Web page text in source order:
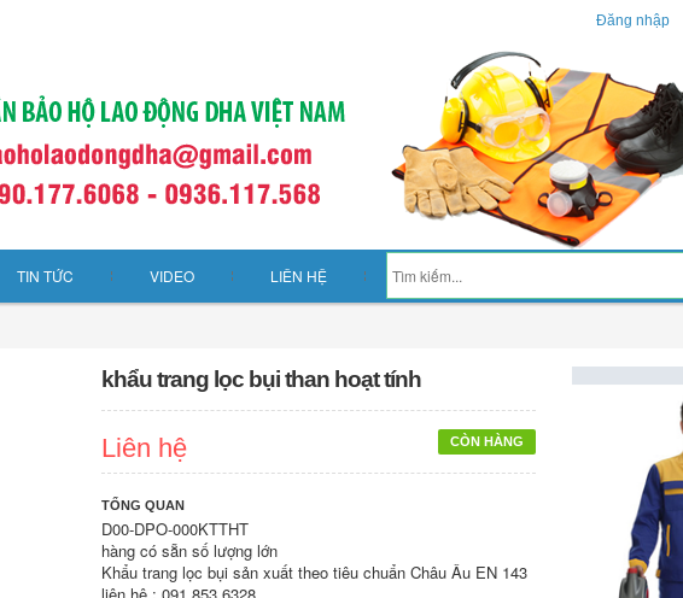
Đăng nhập
TIN TỨC VIDEO LIÊN HỆ
khẩu trang lọc bụi than hoạt tính
CÒN HÀNG
Liên hệ
TỔNG QUAN
D00-DPO-000KTTHT
hàng có sẵn số lượng lớn
Khẩu trang lọc bụi sản xuất theo tiêu chuẩn Châu Âu EN 143